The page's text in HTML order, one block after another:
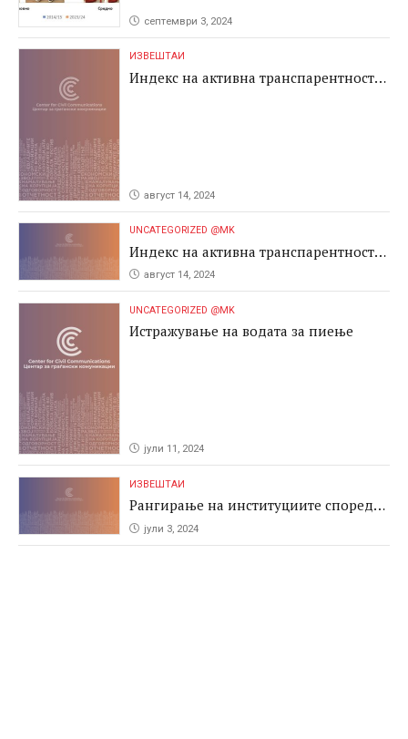
септември 3, 2024
ИЗВЕШТАИ
Индекс на активна транспарентност
август 14, 2024
UNCATEGORIZED @MK
Индекс на активна транспарентност
2024август 14, 2024
UNCATEGORIZED @MK
Истражување на водата за пиење
јули 11, 2024
ИЗВЕШТАИ
Рангирање на институциите според
антикорупциските перформаси во
јавните набавки
јули 3, 2024